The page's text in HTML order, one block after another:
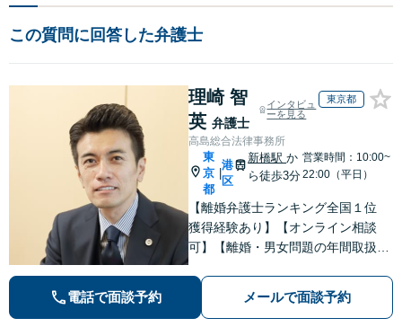
この質問に回答した弁護士
理崎 智
英 弁護士
インタビュ
ーを見る
東京都
高島総合法律事務所
東
京
都
|
港
区
新橋駅か
ら徒歩3分
営業時間：10:00~
22:00（平日）
【離婚弁護士ランキング全国１位
獲得経験あり】【オンライン相談
可】【離婚・男女問題の年間取扱件
き寝入りしたくないという方は是非
ご相談ください。
電話で面談予約 メールで面談予約